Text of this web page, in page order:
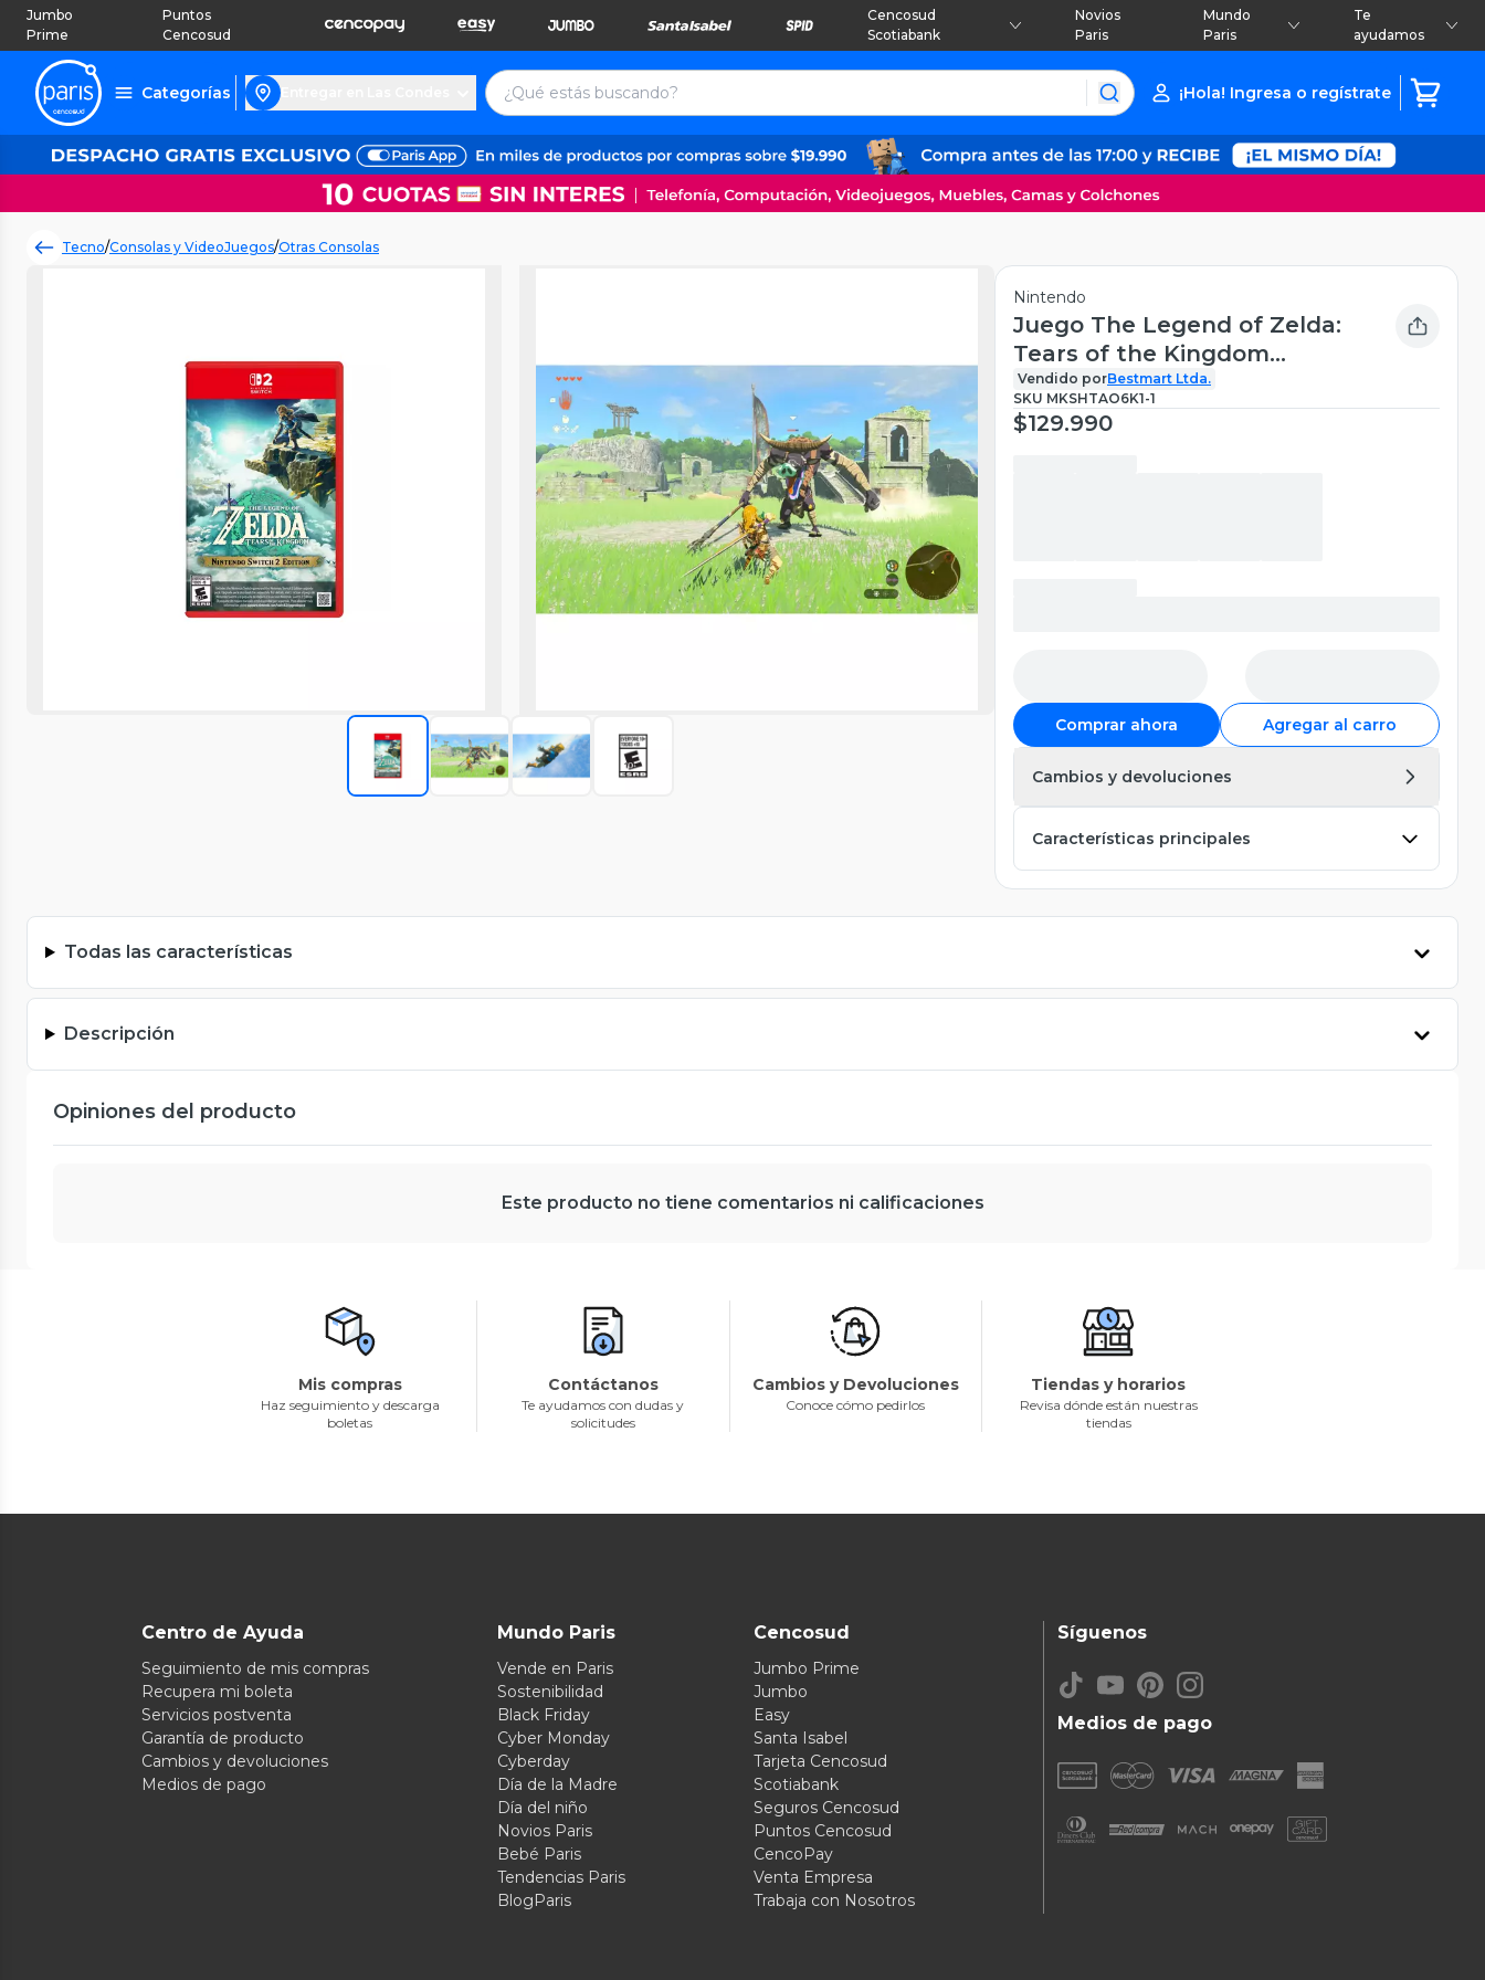
Jumbo
Prime
Puntos
Cencosud
Cencosud
Scotiabank
Novios
Paris
Mundo
Paris
Te
ayudamos
Categorías ¡Hola! Ingresa o regístrate
Tecno/Consolas y VideoJuegos/Otras Consolas
Nintendo
Juego The Legend of Zelda:
Tears of the Kingdom
Nintendo Switch 2
Vendido porBestmart Ltda.
SKU MKSHTAO6K1-1
$129.990
Comprar ahora Agregar al carro
Cambios y devoluciones
Características principales
Todas las características
Descripción
Opiniones del producto
Este producto no tiene comentarios ni calificaciones
Mis compras
Haz seguimiento y descarga
boletas
Contáctanos
Te ayudamos con dudas y
solicitudes
Cambios y Devoluciones
Conoce cómo pedirlos
Tiendas y horarios
Revisa dónde están nuestras
tiendas
Centro de Ayuda
Seguimiento de mis compras
Recupera mi boleta
Servicios postventa
Garantía de producto
Cambios y devoluciones
Medios de pago
Mundo Paris
Vende en Paris
Sostenibilidad
Black Friday
Cyber Monday
Cyberday
Día de la Madre
Día del niño
Novios Paris
Bebé Paris
Tendencias Paris
BlogParis
Cencosud
Jumbo Prime
Jumbo
Easy
Santa Isabel
Tarjeta Cencosud
Scotiabank
Seguros Cencosud
Puntos Cencosud
CencoPay
Venta Empresa
Trabaja con Nosotros
Medios de pago
Síguenos